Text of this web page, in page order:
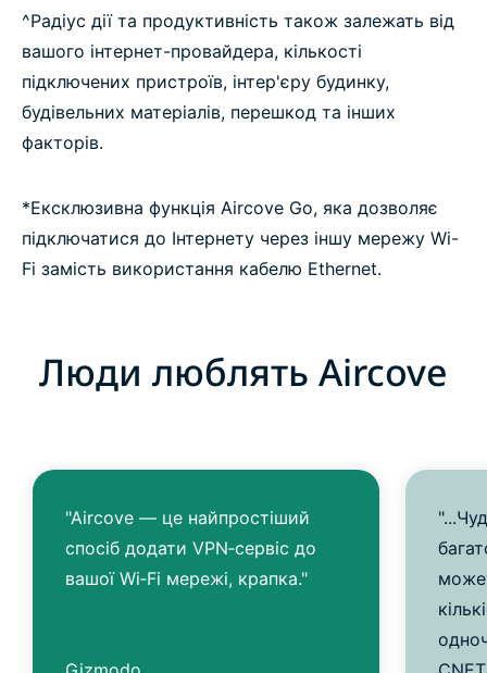
^Радіус дії та продуктивність також залежать від
вашого інтернет-провайдера, кількості
підключених пристроїв, інтер'єру будинку,
будівельних матеріалів, перешкод та інших
факторів.
*Ексклюзивна функція Aircove Go, яка дозволяє
підключатися до Інтернету через іншу мережу Wi-
Fi замість використання кабелю Ethernet.
Люди люблять Aircove
"Aircove — це найпростіший
спосіб додати VPN‑сервіс до
вашої Wi‑Fi мережі, крапка."